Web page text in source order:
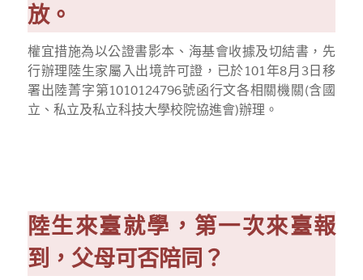
放。
權宜措施為以公證書影本、海基會收據及切結書，先
行辦理陸生家屬入出境許可證，已於101年8月3日移
署出陸菁字第1010124796號函行文各相關機關(含國
立、私立及私立科技大學校院協進會)辦理。
陸生來臺就學，第一次來臺報
到，父母可否陪同？